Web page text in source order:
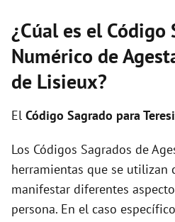
¿Cúal es el Código
Numérico de
de Lisieux?
El Código Sagrado para
Los Códigos Sagrados de
herramientas que se utilizan
manifestar diferentes
persona. En el caso